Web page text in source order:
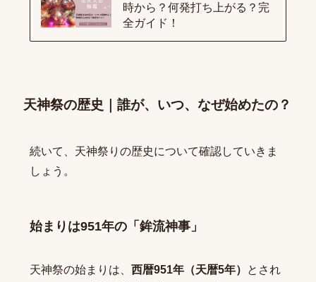
時から？何発打ち上がる？完
全ガイド！
天神祭の歴史｜誰が、いつ、なぜ始めたの？
続いて、天神祭りの歴史について確認していきま
しょう。
始まりは951年の「鉾流神事」
天神祭の始まりは、 西暦951年（天暦5年）
とされ